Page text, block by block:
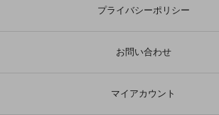
プライバシーポリシー
お問い合わせ
マイアカウント